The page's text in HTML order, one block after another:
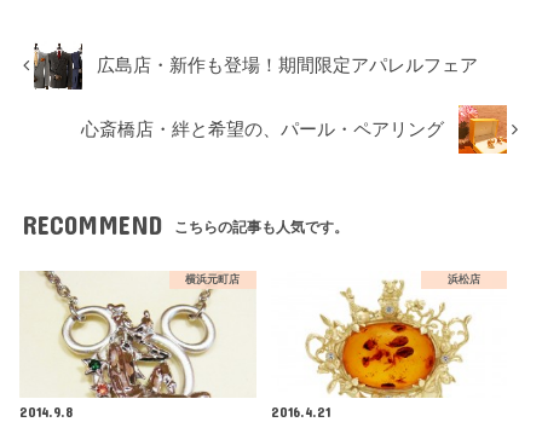
広島店・新作も登場！期間限定アパレルフェア
心斎橋店・絆と希望の、パール・ペアリング
RECOMMEND こちらの記事も人気です。
横浜元町店
2014.9.8
浜松店
2016.4.21